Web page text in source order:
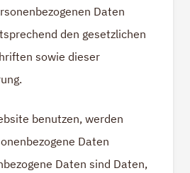
Daten
den gesetzlichen
sowie dieser
benutzen, werden
Daten
Daten sind Daten,